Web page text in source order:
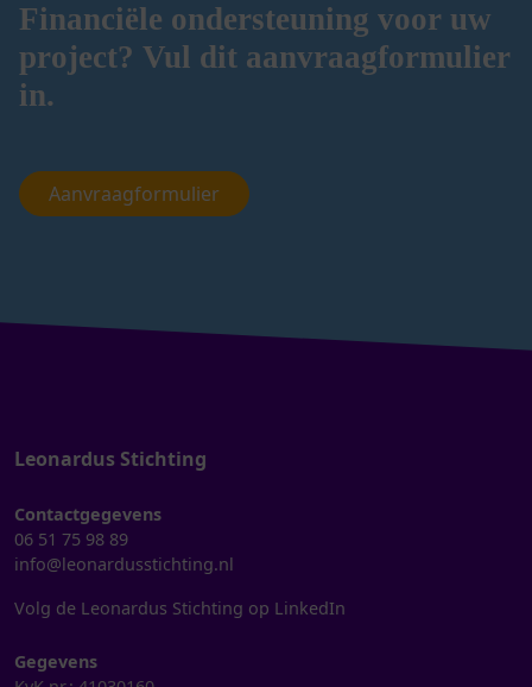
Financiële ondersteuning voor uw
project? Vul dit aanvraagformulier
in.
Aanvraagformulier
Leonardus Stichting
Contactgegevens
06 51 75 98 89
info@leonardusstichting.nl
Volg de Leonardus Stichting op LinkedIn
Gegevens